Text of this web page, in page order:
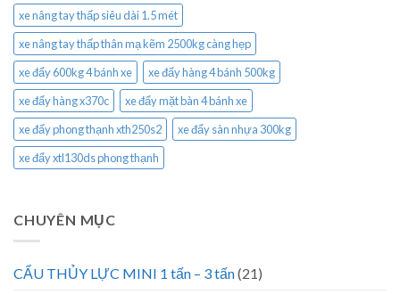
xe nâng tay thấp siêu dài 1.5 mét
xe nâng tay thấp thân mạ kẽm 2500kg càng hẹp
xe đẩy 600kg 4 bánh xe
xe đẩy hàng 4 bánh 500kg
xe đẩy hàng x370c
xe đẩy mặt bàn 4 bánh xe
xe đẩy phong thạnh xth250s2
xe đẩy sàn nhựa 300kg
xe đẩy xtl130ds phong thạnh
CHUYÊN MỤC
CẨU THỦY LỰC MINI 1 tấn – 3 tấn(21)